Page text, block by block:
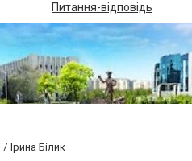
Питання-відповідь
Ірина Білик